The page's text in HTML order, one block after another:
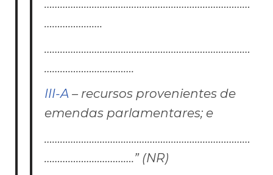
……………………………………………………………………
………………….
……………………………………………………………………
…………………………….
III-A – recursos provenientes de
emendas parlamentares; e
……………………………………………………………………
…………………………….” (NR)